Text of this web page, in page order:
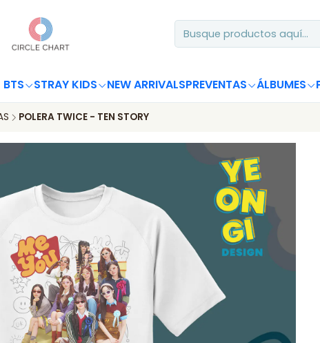
BTS STRAY KIDS NEW ARRIVALSPREVENTAS ÁLBUMES
POLERA TWICE - TEN STORY